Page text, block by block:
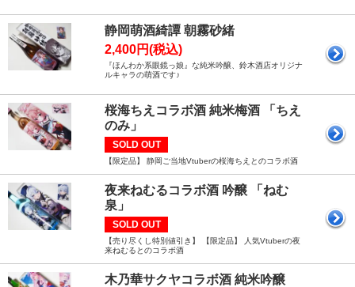
静岡萌酒綺譚 朝霧砂緒
2,400円(税込)
『ほんわか系眼鏡っ娘』な純米吟醸、鈴木酒店オリジナ
ルキャラの萌酒です♪
桜海ちえコラボ酒 純米梅酒 「ちえ
のみ」
SOLD OUT
【限定品】 静岡ご当地Vtuberの桜海ちえとのコラボ酒
夜来ねむるコラボ酒 吟醸 「ねむ
泉」
SOLD OUT
【売り尽くし特別値引き】 【限定品】 人気Vtuberの夜
来ねむるとのコラボ酒
木乃華サクヤコラボ酒 純米吟醸